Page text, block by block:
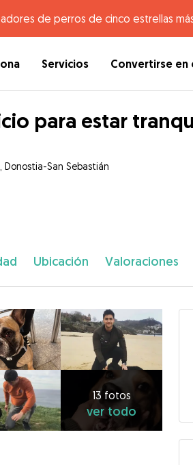
de perros de cinco estrellas
Servicios Convertirse en
para estar
Donostia-San Sebastián
Ubicación Valoraciones
13 fotos
ver todo